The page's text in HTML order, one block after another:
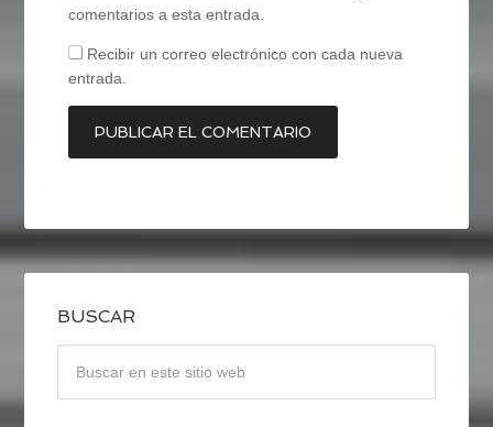
comentarios a esta entrada.
Recibir un correo electrónico con cada nueva
entrada.
BUSCAR